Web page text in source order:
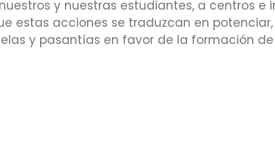
y nuestras estudiantes, a centros e
estas acciones se traduzcan en
y pasantías en favor de la formación